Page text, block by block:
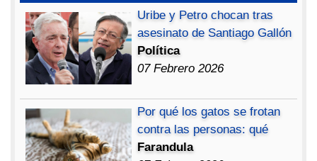
Uribe y Petro chocan tras
asesinato de Santiago Gallón
Política
07 Febrero 2026
Por qué los gatos se frotan
contra las personas: qué
Farandula